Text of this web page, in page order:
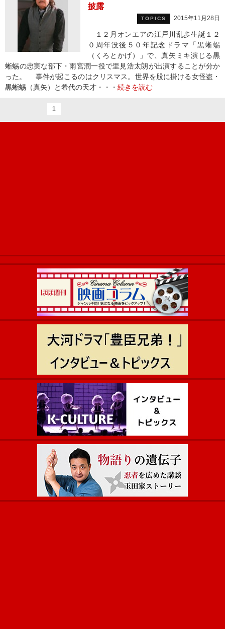
披露
TOPICS 2015年11月28日
１２月オンエアの江戸川乱歩生誕１２
０周年没後５０年記念ドラマ「黒蜥蜴
（くろとかげ）」で、真矢ミキ演じる黒
蜥蜴の忠実な部下・雨宮潤一役で里見浩太朗が出演することが分か
った。 事件が起こるのはクリスマス。世界を股に掛ける女怪盗・
黒蜥蜴（真矢）と希代の天才・・・ 続きを読む
1